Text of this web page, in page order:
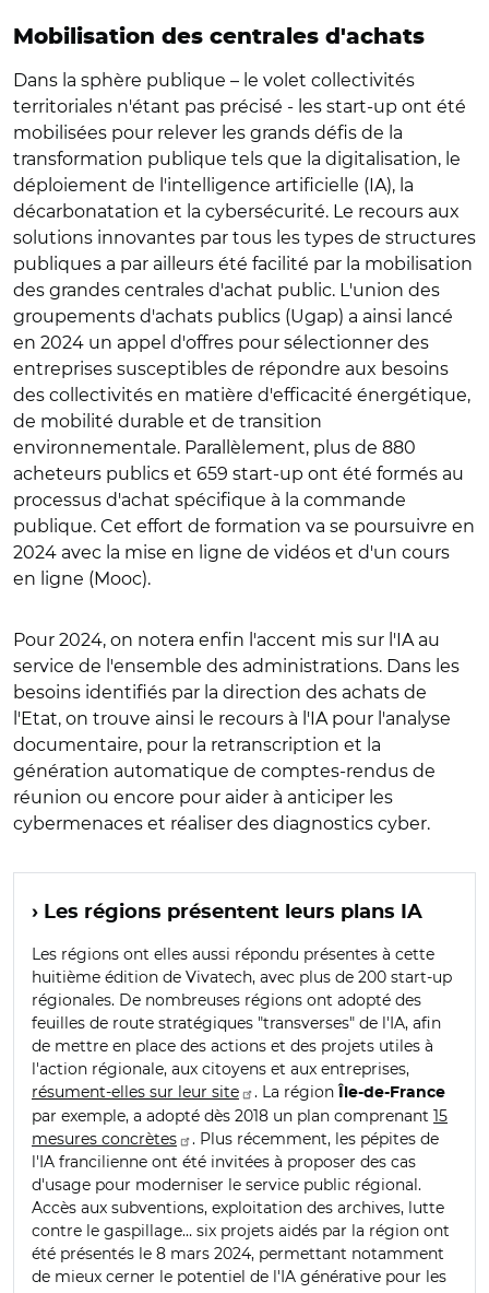
Mobilisation des centrales d'achats
Dans la sphère publique – le volet collectivités
territoriales n'étant pas précisé - les start-up ont été
mobilisées pour relever les grands défis de la
transformation publique tels que la digitalisation, le
déploiement de l'intelligence artificielle (IA), la
décarbonatation et la cybersécurité. Le recours aux
solutions innovantes par tous les types de structures
publiques a par ailleurs été facilité par la mobilisation
des grandes centrales d'achat public. L'union des
groupements d'achats publics (Ugap) a ainsi lancé
en 2024 un appel d'offres pour sélectionner des
entreprises susceptibles de répondre aux besoins
des collectivités en matière d'efficacité énergétique,
de mobilité durable et de transition
environnementale. Parallèlement, plus de 880
acheteurs publics et 659 start-up ont été formés au
processus d'achat spécifique à la commande
publique. Cet effort de formation va se poursuivre en
2024 avec la mise en ligne de vidéos et d'un cours
en ligne (Mooc).
Pour 2024, on notera enfin l'accent mis sur l'IA au
service de l'ensemble des administrations. Dans les
besoins identifiés par la direction des achats de
l'Etat, on trouve ainsi le recours à l'IA pour l'analyse
documentaire, pour la retranscription et la
génération automatique de comptes-rendus de
réunion ou encore pour aider à anticiper les
cybermenaces et réaliser des diagnostics cyber.
› Les régions présentent leurs plans IA
Les régions ont elles aussi répondu présentes à cette
huitième édition de Vivatech, avec plus de 200 start-up
régionales. De nombreuses régions ont adopté des
feuilles de route stratégiques "transverses" de l'IA, afin
de mettre en place des actions et des projets utiles à
l'action régionale, aux citoyens et aux entreprises,
résument-elles sur leur site
. La région Île-de-France
par exemple, a adopté dès 2018 un plan comprenant 15
mesures concrètes
. Plus récemment, les pépites de
l'IA francilienne ont été invitées à proposer des cas
d'usage pour moderniser le service public régional.
Accès aux subventions, exploitation des archives, lutte
contre le gaspillage… six projets aidés par la région ont
été présentés le 8 mars 2024, permettant notamment
de mieux cerner le potentiel de l'IA générative pour les